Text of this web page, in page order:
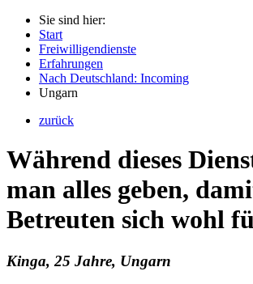
Sie sind hier:
Start
Freiwilligendienste
Erfahrungen
Nach Deutschland: Incoming
Ungarn
zurück
Während dieses
man alles geben,
Betreuten sich wohl
Kinga, 25 Jahre, Ungarn